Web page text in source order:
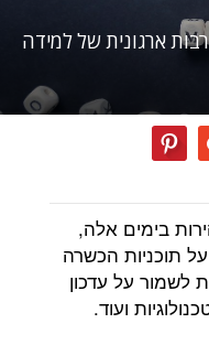
ארגונית של למידה
בימים אלה,
תוכניות הכשרה
על עדכון
ועוד.